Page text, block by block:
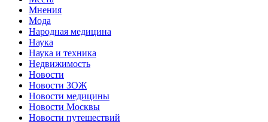
Мнения
Мода
Народная медицина
Наука
Наука и техника
Недвижимость
Новости
Новости ЗОЖ
Новости медицины
Новости Москвы
Новости путешествий